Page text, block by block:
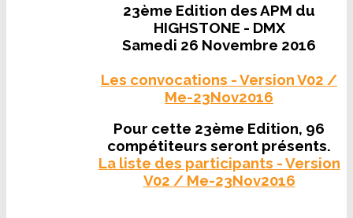
23ème Edition des APM du
HIGHSTONE - DMX
Samedi 26 Novembre 2016
Les convocations - Version V02 /
Me-23Nov2016
Pour cette 23ème Edition, 96
compétiteurs seront présents.
La liste des participants - Version
V02 / Me-23Nov2016